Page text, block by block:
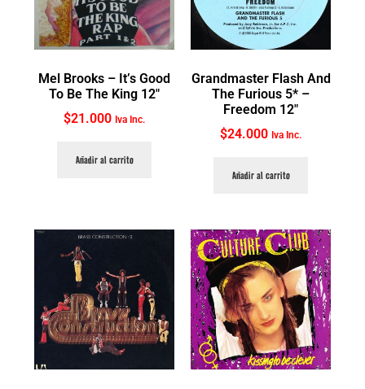
Mel Brooks ‎– It’s Good
To Be The King 12″
$21.000 Iva Inc.
Añadir al carrito
Grandmaster Flash And
The Furious 5* ‎–
Freedom 12″
$24.000 Iva Inc.
Añadir al carrito